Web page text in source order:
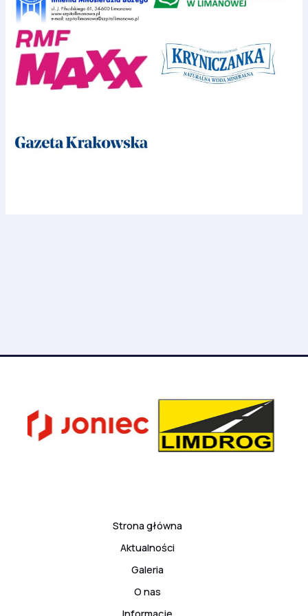
Strona główna
Aktualności
Galeria
O nas
Informacje